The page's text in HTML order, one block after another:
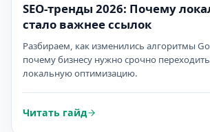
SEO-тренды 2026: Почему
стало важнее ссылок
Разбираем, как изменились алгоритмы
почему бизнесу нужно срочно переходить
локальную оптимизацию.
Читать гайд